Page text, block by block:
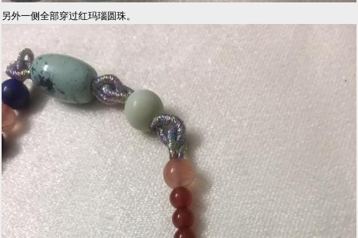
另外一侧全部穿过红玛瑙圆珠。